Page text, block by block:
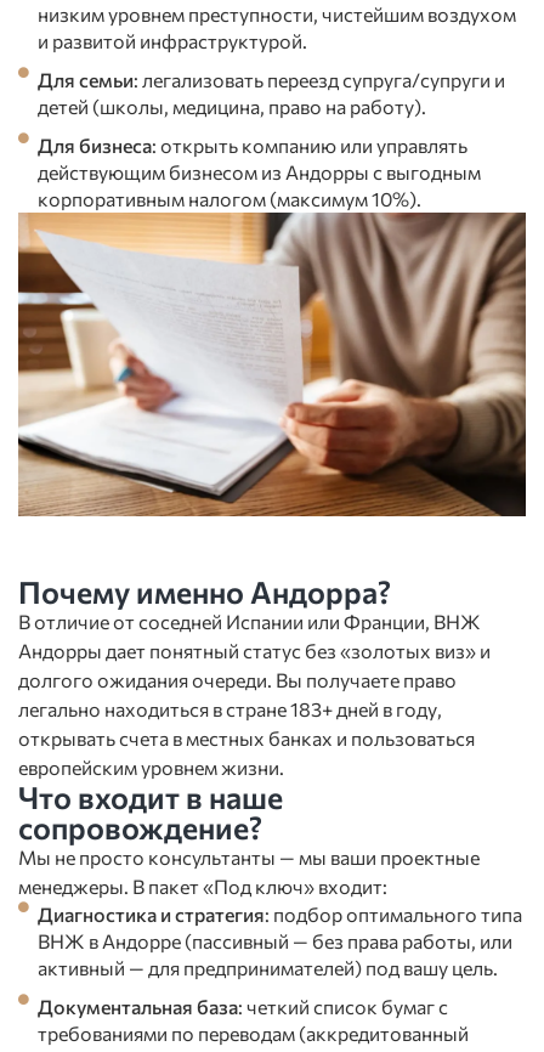
низким уровнем преступности, чистейшим воздухом
и развитой инфраструктурой.
Для семьи: легализовать переезд супруга/супруги и
детей (школы, медицина, право на работу).
Для бизнеса: открыть компанию или управлять
действующим бизнесом из Андорры с выгодным
корпоративным налогом (максимум 10%).
Почему именно Андорра?
В отличие от соседней Испании или Франции, ВНЖ
Андорры дает понятный статус без «золотых виз» и
долгого ожидания очереди. Вы получаете право
легально находиться в стране 183+ дней в году,
открывать счета в местных банках и пользоваться
европейским уровнем жизни.
Что входит в наше
сопровождение?
Мы не просто консультанты — мы ваши проектные
менеджеры. В пакет «Под ключ» входит:
Диагностика и стратегия: подбор оптимального типа
ВНЖ в Андорре (пассивный — без права работы, или
активный — для предпринимателей) под вашу цель.
Документальная база: четкий список бумаг с
требованиями по переводам (аккредитованный